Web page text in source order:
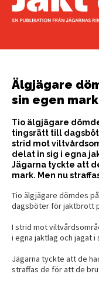
Älgjägare
sin egen mark
Tio älgjägare
tingsrätt till
strid mot
delat in sig i egna
Jägarna tyckte att
mark. Men nu
Tio älgjägare dömdes
dagsböter för jaktbrott
I strid mot
i egna jaktlag och jagat i
Jägarna tyckte att de
straffas de för att de